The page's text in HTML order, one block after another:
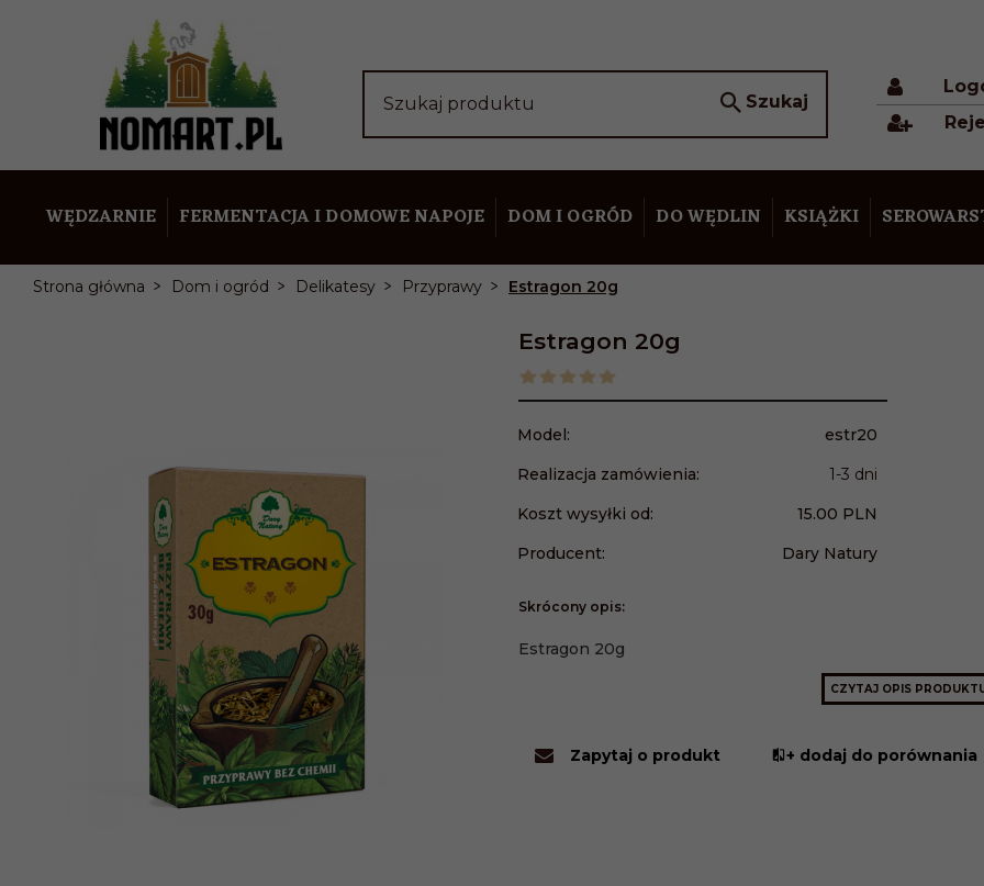
Szukaj produktu Szukaj
WĘDZARNIE FERMENTACJA I DOMOWE NAPOJE DOM I OGRÓD DO WĘDLIN KSIĄŻKI
Strona główna Dom i ogród Delikatesy Przyprawy Estragon 20g
Estragon 20g
Model:
estr20
Realizacja zamówienia:
1-3 dni
Koszt wysyłki od:
15.00 PLN
Producent:
Dary Natury
Skrócony opis:
Estragon 20g
CZYTAJ OPIS
Zapytaj o produkt + dodaj do porównania